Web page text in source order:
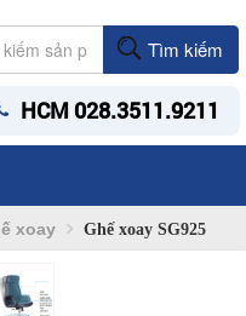
Tìm kiếm
HCM 028.3511.9211
xoay Ghế xoay SG925